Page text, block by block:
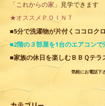
「これからの家」 見学できます
★オススメＰＯＩＮＴ
■5分で洗濯物が片付く ココロク
■2階の３部屋を1台のエアコンで
■家族の休日を楽しむＢＢＱテラ
気軽にお電話下さい